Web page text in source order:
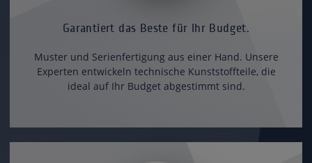
Garantiert das Beste für Ihr Budget.
Muster und Serienfertigung aus einer Hand. Unsere
Experten entwickeln technische Kunststoffteile, die
ideal auf Ihr Budget abgestimmt sind.